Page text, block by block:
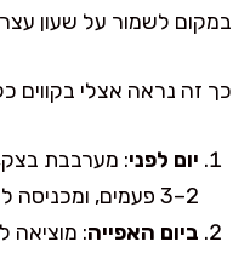
במקום לשמור על שעון
כך זה נראה אצלי בקווים
יום לפני: מערבבת
2–3 פעמים, ומכניסה למקרר בקופסה משומנת.
ביום האפייה: מוציאה